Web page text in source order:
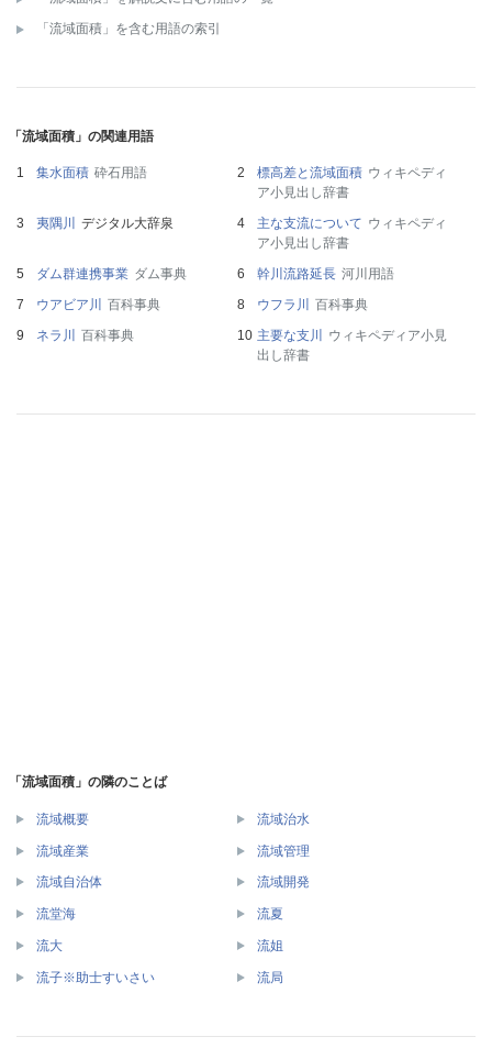
「流域面積」を含む用語の索引
「流域面積」の関連用語
集水面積 砕石用語 標高差と流域面積 ウィキペディ
ア小見出し辞書
夷隅川
デジタル大辞泉 主な支流について ウィキペディ
ア小見出し辞書
ダム群連携事業 ダム事典 幹川流路延長 河川用語
ウアビア川
百科事典 ウフラ川
百科事典
ネラ川
百科事典 主要な支川
ウィキペディア小見
出し辞書
「流域面積」の隣のことば
流域概要 流域治水
流域産業 流域管理
流域自治体 流域開発
流堂海 流夏
流大 流姐
流子※助士すいさい 流局